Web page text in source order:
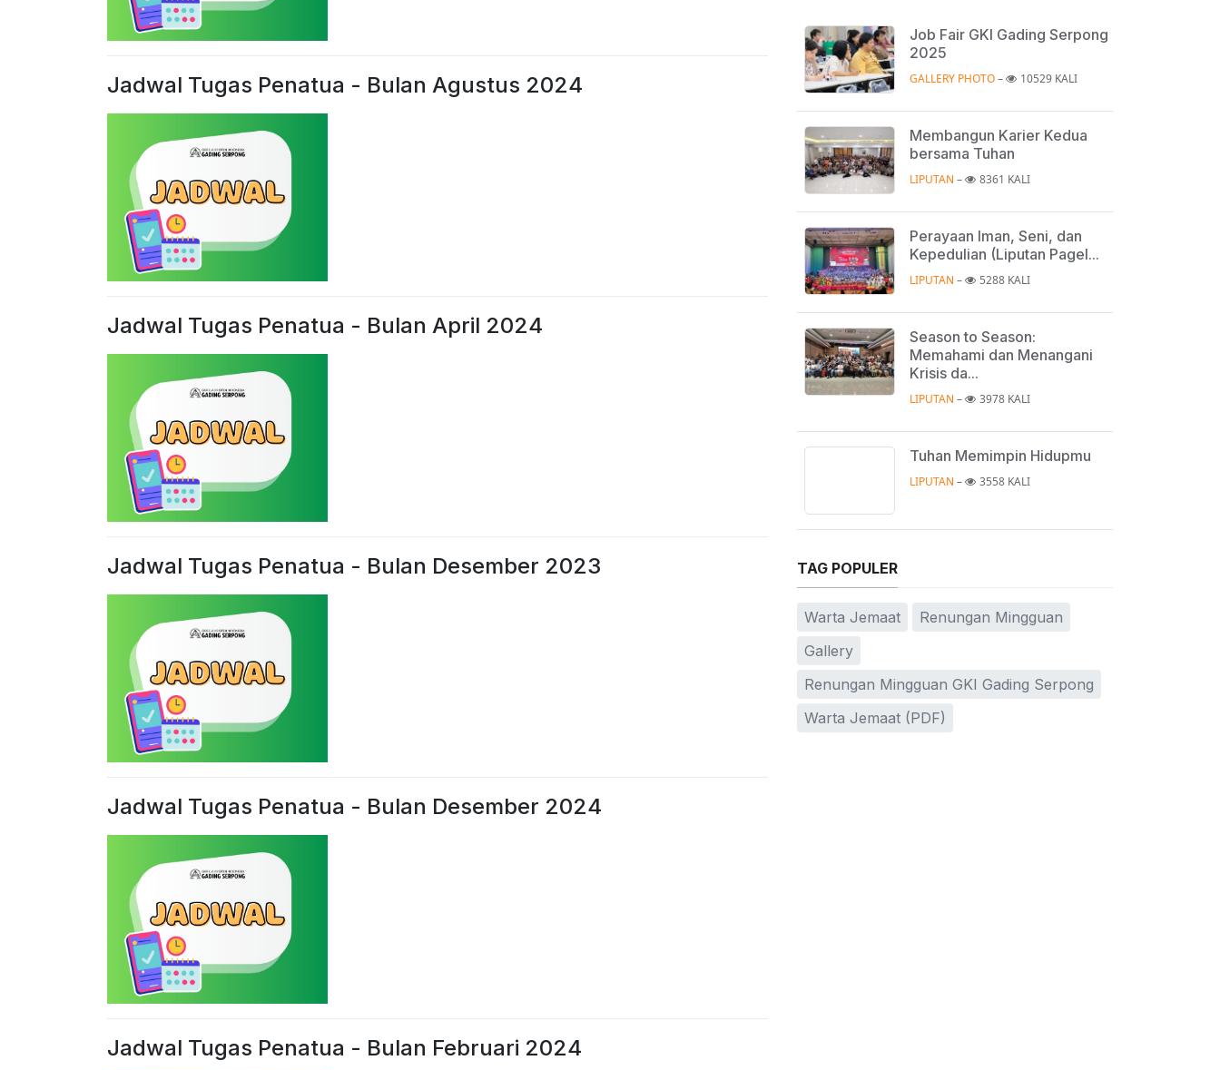
Jadwal Tugas Penatua - Bulan Agustus 2024
Jadwal Tugas Penatua - Bulan April 2024
Jadwal Tugas Penatua - Bulan Desember 2023
Jadwal Tugas Penatua - Bulan Desember 2024
Jadwal Tugas Penatua - Bulan Februari 2024
Job Fair GKI Gading Serpong
2025
GALLERY PHOTO – 10529 KALI
Membangun Karier Kedua
bersama Tuhan
LIPUTAN – 8361 KALI
Perayaan Iman, Seni, dan
Kepedulian (Liputan Pagel...
LIPUTAN – 5288 KALI
Season to Season:
Memahami dan Menangani
Krisis da...
LIPUTAN – 3978 KALI
Tuhan Memimpin Hidupmu
LIPUTAN – 3558 KALI
TAG POPULER
Warta Jemaat
Renungan Mingguan
Gallery
Renungan Mingguan GKI Gading Serpong
Warta Jemaat (PDF)